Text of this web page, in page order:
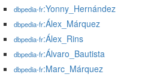
dbpedia-fr:Yonny_Hernández
dbpedia-fr:Álex_Márquez
dbpedia-fr:Álex_Rins
dbpedia-fr:Álvaro_Bautista
dbpedia-fr:Marc_Márquez